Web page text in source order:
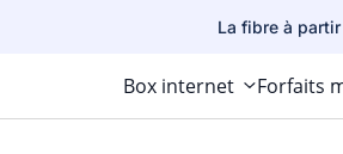
La fibre à
Box internet Forfaits